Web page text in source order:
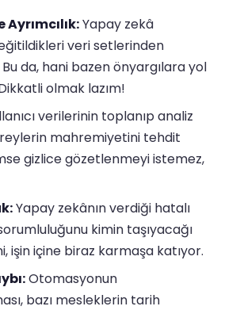
Ayrımcılık:Yapay zekâ
veri setlerinden
da, hani bazen önyargılara yol
olmak lazım!
verilerinin toplanıp analiz
mahremiyetini tehdit
gizlice gözetlenmeyi istemez,
Yapay zekânın verdiği hatalı
kimin taşıyacağı
işin içine biraz karmaşa katıyor.
Otomasyonun
bazı mesleklerin tarih